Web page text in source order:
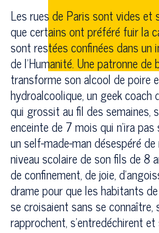
Les rues de Paris sont vides et
que certains ont préféré fuir la
sont restées confinées dans un
de l’Humanité. Une patronne
transforme son alcool de poire
hydroalcoolique, un geek
qui grossit au fil des semaines,
enceinte de 7 mois qui n’ira
un self-made-man désespéré
niveau scolaire de son fils de 8
de confinement, de joie,
drame pour que les habitants
se croisaient sans se connaître,
rapprochent, s’entredéchirent